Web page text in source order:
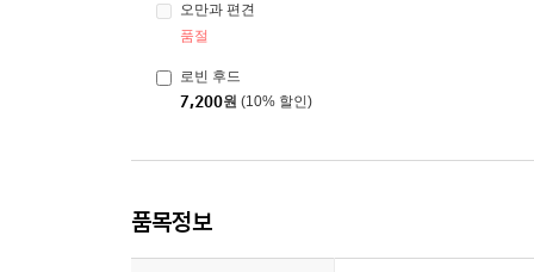
오만과 편견
품절
로빈 후드
7,200원 (10% 할인)
품목정보